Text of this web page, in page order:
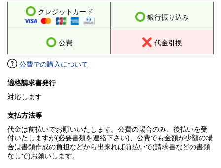
クレジットカード
銀行振り込み
公費 代金引換
公費での購入について
適格請求書発行
対応します
支払方法等
代金は前払いでお願いいたします。公費の場合のみ、後払いを受
付いたしますが(必要書類を連絡下さい)、公費でも金額が少額の場
合は書類作成の負担などから出来れば前払いで(請求書などの書類
なしで)お願いします。